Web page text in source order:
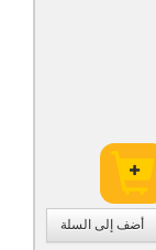
أضف إلى السلة